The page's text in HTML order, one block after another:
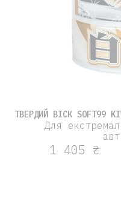
ТВЕРДИЙ ВІСК SOFT99
Для
1 405 ₴